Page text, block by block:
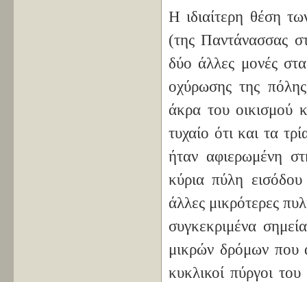
Η ιδιαίτερη θέση
(της Παντάνασσας
δύο άλλες μονές
οχύρωσης της
άκρα του οικισμού
τυχαίο ότι και τα
ήταν αφιερωμένη
κύρια πύλη
άλλες μικρότερες
συγκεκριμένα
μικρών δρόμων που
κυκλικοί πύργοι